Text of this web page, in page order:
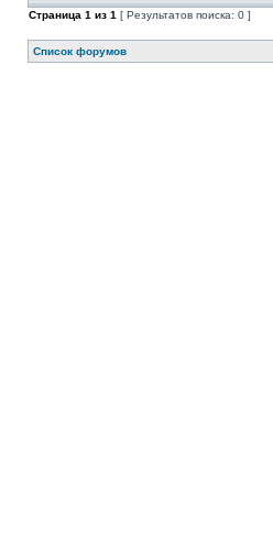
Страница 1 из 1 [ Результатов поиска: 0 ]
Список форумов